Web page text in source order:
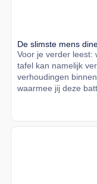
De slimste mens
Voor je verder leest:
tafel kan namelijk
verhoudingen
waarmee jij deze